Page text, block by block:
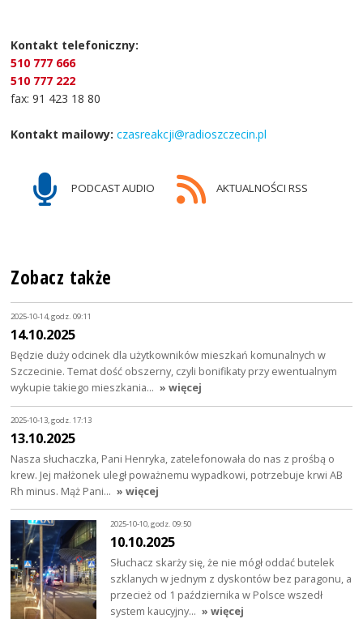
Kontakt telefoniczny:
510 777 666
510 777 222
fax: 91 423 18 80
Kontakt mailowy: czasreakcji@radioszczecin.pl
PODCAST AUDIO AKTUALNOŚCI RSS
Zobacz także
2025-10-14, godz. 09:11
14.10.2025
Będzie duży odcinek dla użytkowników mieszkań komunalnych w
Szczecinie. Temat dość obszerny, czyli bonifikaty przy ewentualnym
wykupie takiego mieszkania… » więcej
2025-10-13, godz. 17:13
13.10.2025
Nasza słuchaczka, Pani Henryka, zatelefonowała do nas z prośbą o
krew. Jej małżonek uległ poważnemu wypadkowi, potrzebuje krwi AB
Rh minus. Mąż Pani… » więcej
2025-10-10, godz. 09:50
10.10.2025
Słuchacz skarży się, że nie mógł oddać butelek
szklanych w jednym z dyskontów bez paragonu, a
przecież od 1 października w Polsce wszedł
system kaucyjny… » więcej